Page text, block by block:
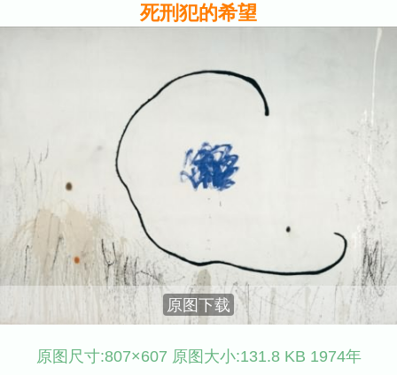
死刑犯的希望
原图下载
原图尺寸:807×607 原图大小:131.8 KB 1974年